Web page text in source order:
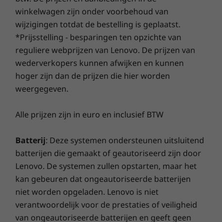
Slim 5 Gen 9. De Dolby Audio™-gecertificeerde
luidsprekers aan de voorkant dompelen je
onder in rijke, gedetailleerde audio. En met
TÜV Low Blue Light zijn al je film-, spel- en tv-
marathons een lust voor het oog.
Vanaf 1,46 kg
DUURZAAMHEID
Groencertificaten
ENERGY STAR®8.0
EPEAT®Gold-geregistreerd in de VS
OVERIGE INFORMATIE
Met vooraf geïnstalleerde software
Lenovo Vantage
McAfee LiveSafe™ (proefversie)
Microsoft 365 (proefversie)
Wat zit er in de doos
Vaste schijf
Up to 1TB M.2
PCIe SSD
Vergelijken
Winkel
Maak drie jaar zorgeloos gebruik van je batterij
wanneer je deze upgrade samen met je apparaat
koopt of tijdens de oorspronkelijke eenjarige
garantieperiode voor de batterij (mits de batterij in
goede staat verkeert). Nóg beter: in geval van
problemen valt één vervangende batterij ook onder
deze garantie. Verbeter je ondersteuning nog verder
en upgrade naar service op locatie. Lenovo staat
van je laptop!
winkelwagen zijn onder voorbehoud van
wijzigingen totdat de bestelling is geplaatst.
*Prijsstelling - besparingen ten opzichte van
reguliere webprijzen van Lenovo. De prijzen van
wederverkopers kunnen afwijken en kunnen
hoger zijn dan de prijzen die hier worden
weergegeven.
Alle prijzen zijn in euro en inclusief BTW
Batterij: Deze systemen ondersteunen uitsluitend
batterijen die gemaakt of geautoriseerd zijn door
Lenovo. De systemen zullen opstarten, maar het
kan gebeuren dat ongeautoriseerde batterijen
niet worden opgeladen. Lenovo is niet
verantwoordelijk voor de prestaties of veiligheid
van ongeautoriseerde batterijen en geeft geen